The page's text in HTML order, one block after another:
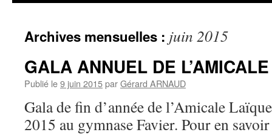
Archives mensuelles : juin 2015
GALA ANNUEL DE
Publié le9 juin 2015parGérard ARNAUD
Gala de fin d’année de l’Amicale
2015 au gymnase Favier. Pour en